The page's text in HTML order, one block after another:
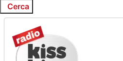
Cerca